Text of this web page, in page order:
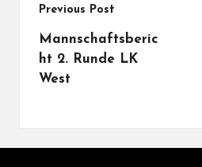
Post
navigation
Previous Post
Mannschaftsberic
ht 2. Runde LK
West